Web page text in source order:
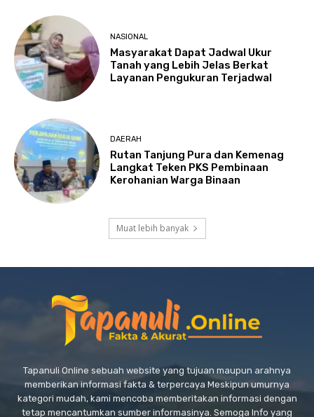
NASIONAL
Masyarakat Dapat Jadwal Ukur
Tanah yang Lebih Jelas Berkat
Layanan Pengukuran Terjadwal
DAERAH
Rutan Tanjung Pura dan Kemenag
Langkat Teken PKS Pembinaan
Kerohanian Warga Binaan
Muat lebih banyak
Tapanuli Online sebuah website yang tujuan maupun arahnya
memberikan informasi fakta & terpercaya Meskipun umurnya
kategori mudah, kami mencoba memberitakan informasi dengan
tetap mencantumkan sumber informasinya. Semoga Info yang